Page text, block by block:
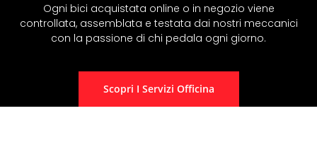
Ogni bici acquistata online o in negozio viene
controllata, assemblata e testata dai nostri meccanici
con la passione di chi pedala ogni giorno.
Scopri I Servizi Officina